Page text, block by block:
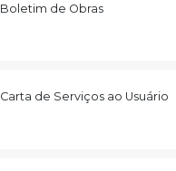
Boletim de Obras
Carta de Serviços ao Usuário